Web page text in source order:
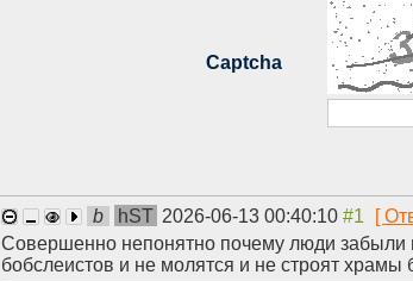
b hST 2026-06-13 00:40:10
Совершенно непонятно почему люди забыли
бобслеистов и не молятся и не строят храмы